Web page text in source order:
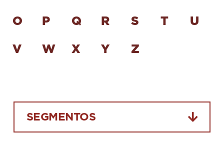
O P Q R S T U
V W X Y Z
SEGMENTOS